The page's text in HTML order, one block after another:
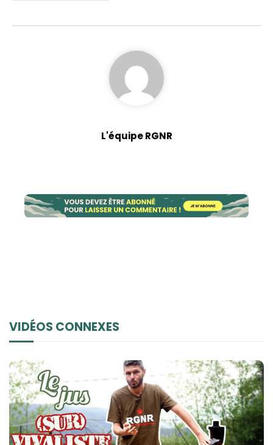
L'équipe RGNR
VIDÉOS CONNEXES